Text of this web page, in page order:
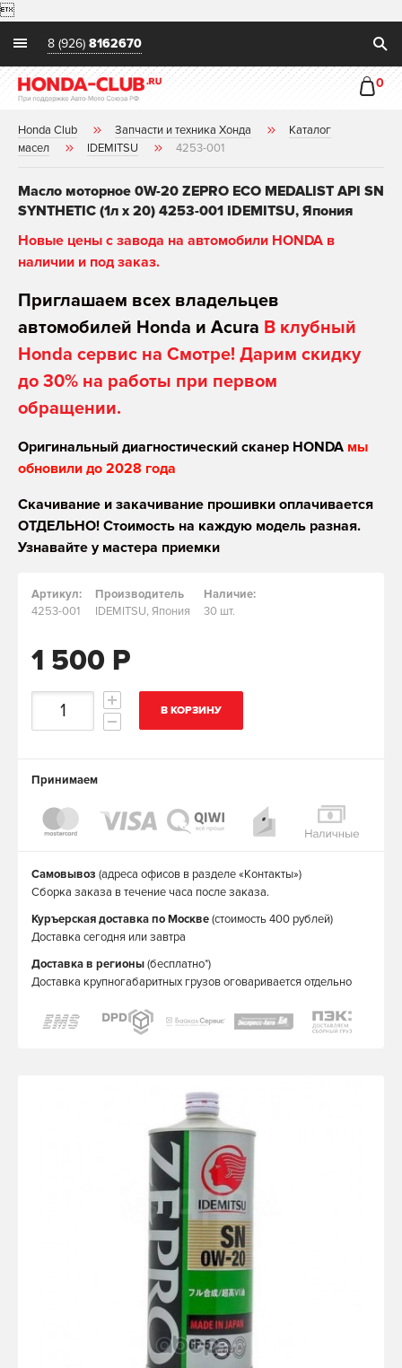

8 (926) 8162670
0
Honda Club Запчасти и техника Хонда
Каталог
масел
IDEMITSU 4253-001
Масло моторное 0W-20 ZEPRO ECO MEDALIST API SN
SYNTHETIC (1л х 20) 4253-001 IDEMITSU, Япония
Новые цены с завода на автомобили HONDA в
наличии и под заказ.
Приглашаем всех владельцев
автомобилей Honda и Acura В клубный
Honda сервис на Смотре! Дарим скидку
до 30% на работы при первом
обращении.
Оригинальный диагностический сканер HONDA мы
обновили до 2028 года
Скачивание и закачивание прошивки оплачивается
ОТДЕЛЬНО! Стоимость на каждую модель разная.
Узнавайте у мастера приемки
Артикул:
4253-001
Производитель
IDEMITSU, Япония
Наличие:
30 шт.
1 500 Р
В КОРЗИНУ
Принимаем
Самовывоз (адреса офисов в разделе «Контакты»)
Сборка заказа в течение часа после заказа.
Куръерская доставка по Москве(стоимость 400 рублей)
Доставка сегодня или завтра
Доставка в регионы(бесплатно*)
Доставка крупногабаритных грузов оговаривается отдельно